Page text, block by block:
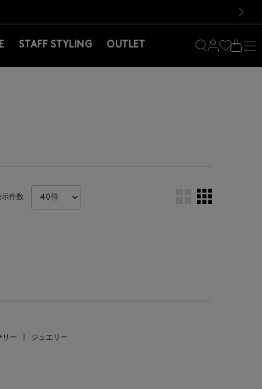
物の際は会員登録を！
物の際は会員登録を！
STAFF STYLING OUTLET
示件数
リー ジュエリー